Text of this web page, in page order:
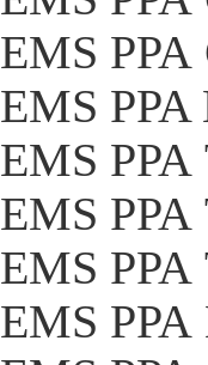
EMS
EMS
EMS
EMS
EMS
EMS